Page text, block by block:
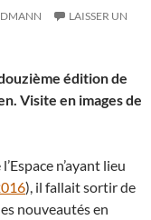
LAISSER UN
édition de
Visite en images de
n’ayant lieu
), il fallait sortir de
nouveautés en